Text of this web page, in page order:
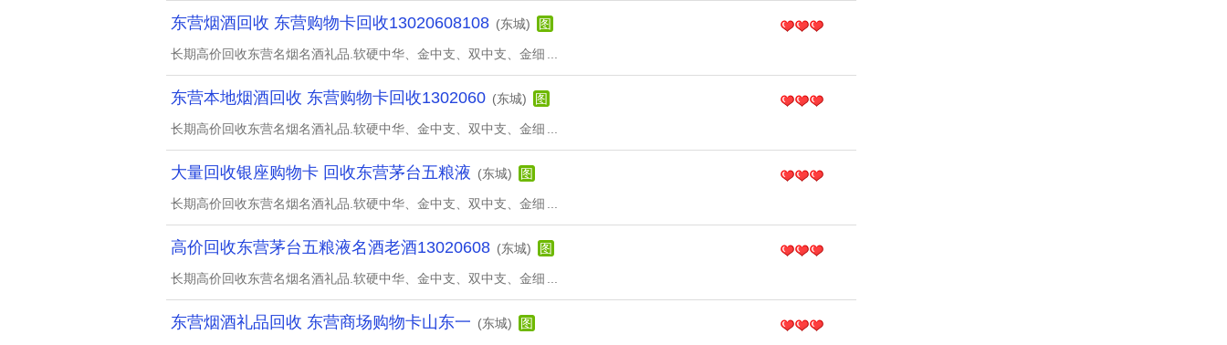
东营烟酒回收 东营购物卡回收13020608108 (东城) 图
长期高价回收东营名烟名酒礼品.软硬中华、金中支、双中支、金细
东营本地烟酒回收 东营购物卡回收1302060 (东城) 图
长期高价回收东营名烟名酒礼品.软硬中华、金中支、双中支、金细
大量回收银座购物卡 回收东营茅台五粮液 (东城) 图
长期高价回收东营名烟名酒礼品.软硬中华、金中支、双中支、金细
高价回收东营茅台五粮液名酒老酒13020608 (东城) 图
长期高价回收东营名烟名酒礼品.软硬中华、金中支、双中支、金细
东营烟酒礼品回收 东营商场购物卡山东一 (东城) 图